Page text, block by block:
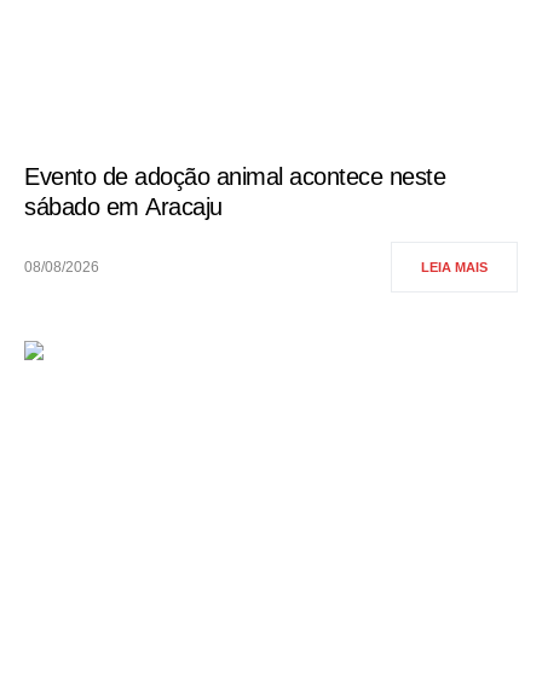
Evento de adoção animal acontece neste
sábado em Aracaju
08/08/2026 LEIA MAIS